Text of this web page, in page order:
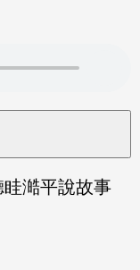
澔平說故事